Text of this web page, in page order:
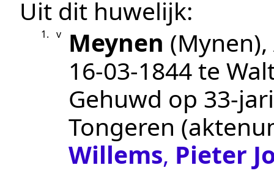
Uit dit huwelijk:
1. v Meynen (Mynen),
16‑03‑1844te
Gehuwd op 33-
Tongeren
Willems, Pieter